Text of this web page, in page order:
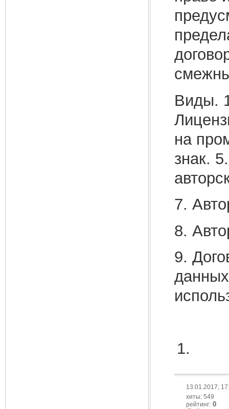
Виды.
на
знак.
7.
8.
9.
13.01.2017;
хиты: 549
рейтинг: 0